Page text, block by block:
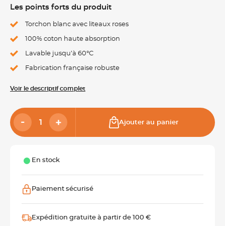
Les points forts du produit
Torchon blanc avec liteaux roses
100% coton haute absorption
Lavable jusqu’à 60°C
Fabrication française robuste
Voir le descriptif complet
Ajouter au panier
En stock
Paiement sécurisé
Expédition gratuite à partir de 100 €